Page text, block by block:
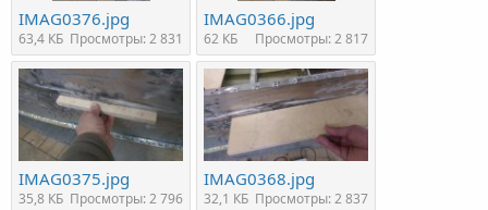
IMAG0376.jpg
63,4 КБ Просмотры: 2 831
IMAG0366.jpg
62 КБ Просмотры: 2 817
IMAG0375.jpg
35,8 КБ Просмотры: 2 796
IMAG0368.jpg
32,1 КБ Просмотры: 2 837